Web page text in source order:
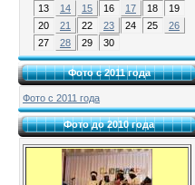
13
14 15 16 17 18
19
20
21 22 23 24 25
26
27
28 29 30
Фото с 2011 года
Фото с 2011 года
Фото до 2010 года